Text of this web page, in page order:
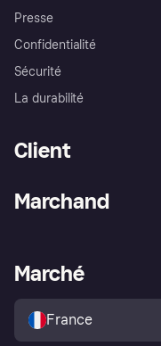
Presse
Confidentialité
Sécurité
La durabilité
Client
Explorez les magasins
Politique de protection de
l’acheteur Klarna
Marchand
Portail Marchand
Marché
France